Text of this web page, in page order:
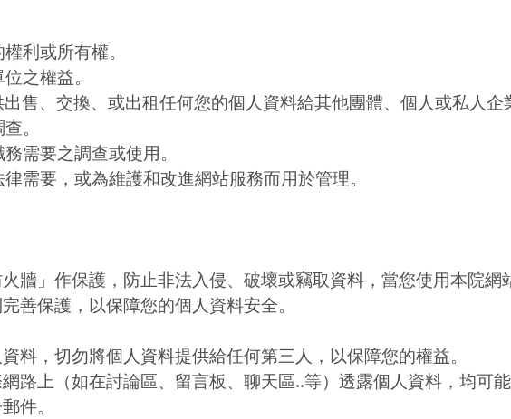
利或所有權。
之權益。
售、交換、或出租任何您的個人資料給其他團體、個人或私人企
。
需要之調查或使用。
需要，或為維護和改進網站服務而用於管理。
牆」作保護，防止非法入侵、破壞或竊取資料，當您使用本院
善保護，以保障您的個人資料安全。
料，切勿將個人資料提供給任何第三人，以保障您的權益。
路上（如在討論區、留言板、聊天區..等）透露個人資料，均可
件。